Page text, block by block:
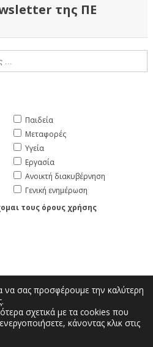
της ΠΕ
Παιδεία
Μεταφορές
Υγεία
Εργασία
Ανοικτή διακυβέρνηση
Γενική ενημέρωση
τους όρους χρήσης
και Διοικητηρίου |
| Email:
να σας προσφέρουμε την καλύτερη
σχετικά με τα cookies που
κάνοντας κλικ στις